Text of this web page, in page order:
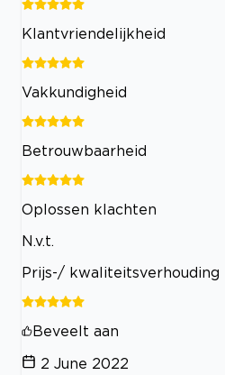
Klantvriendelijkheid
Vakkundigheid
Betrouwbaarheid
Oplossen klachten
N.v.t.
Prijs-/ kwaliteitsverhouding
Beveelt aan
2 June 2022